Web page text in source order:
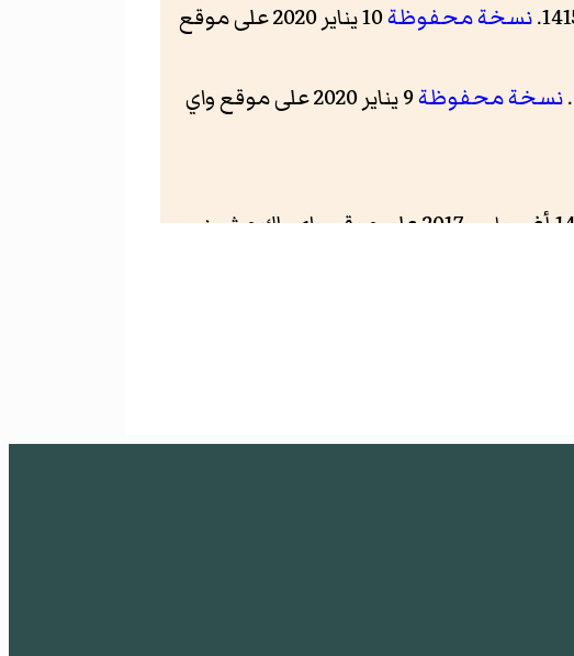
نسخة محفوظة
10 يناير 2020 على موقع
نسخة محفوظة
9 يناير 2020 على موقع واي